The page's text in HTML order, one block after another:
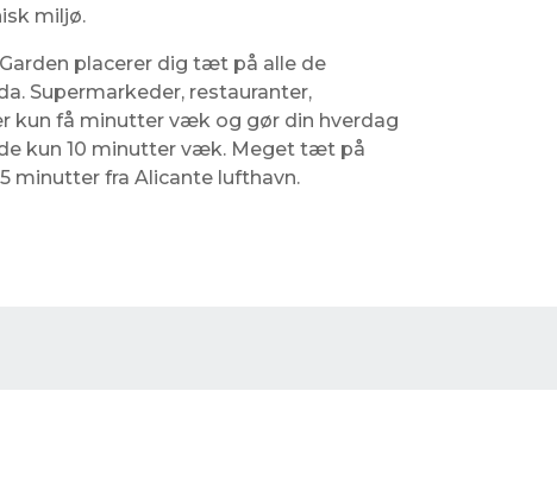
miljø.
placerer dig tæt på alle de
Supermarkeder, restauranter,
kun få minutter væk og gør din hverdag
kun 10 minutter væk. Meget tæt på
minutter fra Alicante lufthavn.